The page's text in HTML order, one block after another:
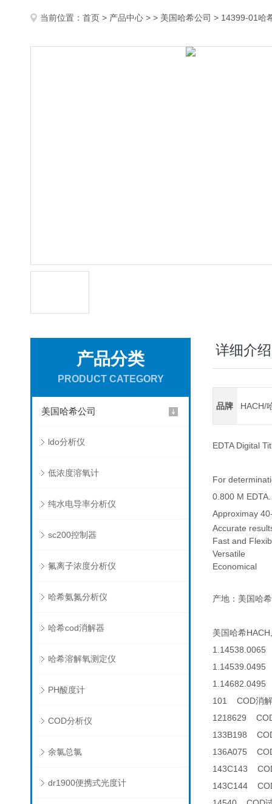
当前位置： 首页 > 产品中心 > > 美国哈希公司 > 14399-01哈
产品分类
PRODUCT CATEGORY
美国哈希公司
ldo分析仪
低浓度溶氧计
纯水电导率分析仪
sc200控制器
氟离子浓度分析仪
哈希氨氮分析仪
哈希cod消解器
哈希溶解氧测定仪
PH酸度计
COD分析仪
余氯总氯
dr1900便携式光度计
详细介绍
品牌 HACH/
EDTA Digital
For
0.800 M
Approximay
Accurate
Fast and
Versatile
Economical
产地：美国哈
美国哈希
1.14539.0495
1.14682.0495
101 COD消
1218629
133B198
136A075
143C143
143C144